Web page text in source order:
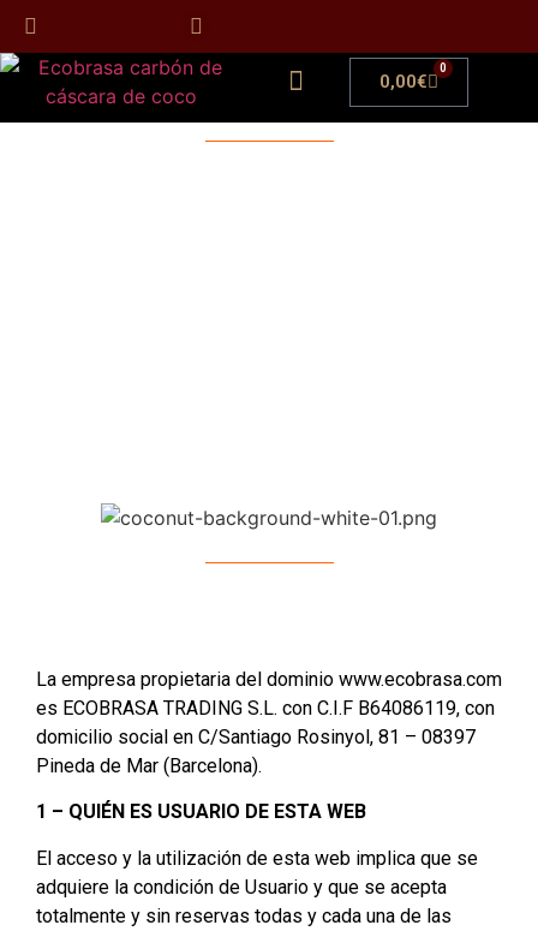
0,00€
0
La empresa propietaria del dominio www.ecobrasa.com
es ECOBRASA TRADING S.L. con C.I.F B64086119, con
domicilio social en C/Santiago Rosinyol, 81 – 08397
Pineda de Mar (Barcelona).
1 – QUIÉN ES USUARIO DE ESTA WEB
El acceso y la utilización de esta web implica que se
adquiere la condición de Usuario y que se acepta
totalmente y sin reservas todas y cada una de las